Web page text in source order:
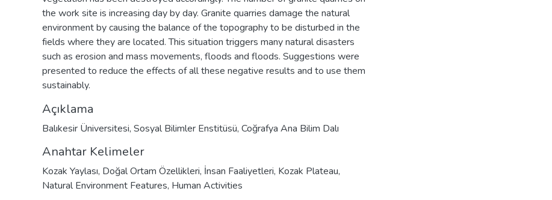
the work site is increasing day by day. Granite quarries damage the natural
environment by causing the balance of the topography to be disturbed in the
fields where they are located. This situation triggers many natural disasters
such as erosion and mass movements, floods and floods. Suggestions were
presented to reduce the effects of all these negative results and to use them
sustainably.
Açıklama
Balıkesir Üniversitesi, Sosyal Bilimler Enstitüsü, Coğrafya Ana Bilim Dalı
Anahtar Kelimeler
Kozak Yaylası, Doğal Ortam Özellikleri, İnsan Faaliyetleri, Kozak Plateau,
Natural Environment Features, Human Activities